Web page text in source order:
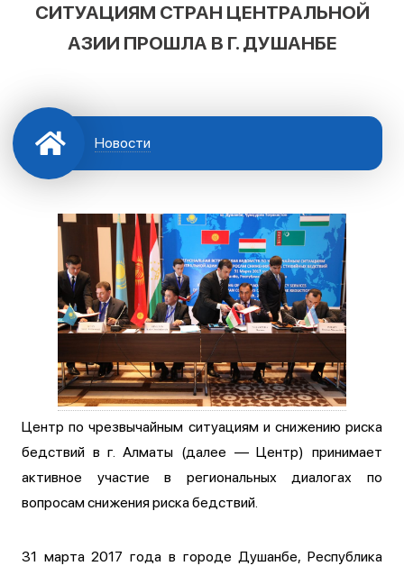
СИТУАЦИЯМ СТРАН ЦЕНТРАЛЬНОЙ
АЗИИ ПРОШЛА В Г. ДУШАНБЕ
Новости
Центр по чрезвычайным ситуациям и снижению риска
бедствий в г. Алматы (далее — Центр) принимает
активное участие в региональных диалогах по
вопросам снижения риска бедствий.
31 марта 2017 года в городе Душанбе, Республика